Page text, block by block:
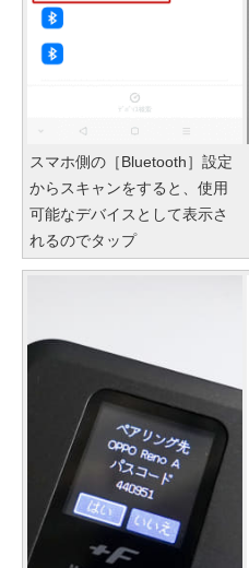
スマホ側の［Bluetooth］設定
からスキャンをすると、使用
可能なデバイスとして表示さ
れるのでタップ